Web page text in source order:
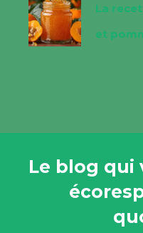
La
et
Le blog qui